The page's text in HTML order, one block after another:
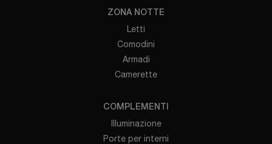
ZONA NOTTE
Letti
Comodini
Armadi
Camerette
COMPLEMENTI
Illuminazione
Porte per interni